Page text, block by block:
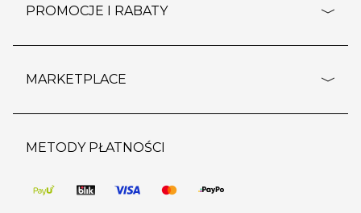
polityka prywatności
kontakt
dostawy i płatność
wypis z subskrypcji
regulamin sklepu
pozostałe regulaminy
PROMOCJE I RABATY
outlet
regulaminy promocji
MARKETPLACE
strefa marek
pomoc dla sprzedawców
METODY PŁATNOŚCI